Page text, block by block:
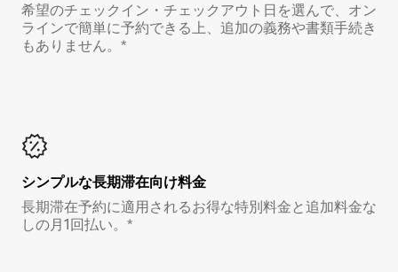
希望のチェックイン・チェックアウト日を選んで、オン
ラインで簡単に予約できる上、追加の義務や書類手続き
もありません。*
シンプルな長期滞在向け料金
長期滞在予約に適用されるお得な特別料金と追加料金な
しの月1回払い。*